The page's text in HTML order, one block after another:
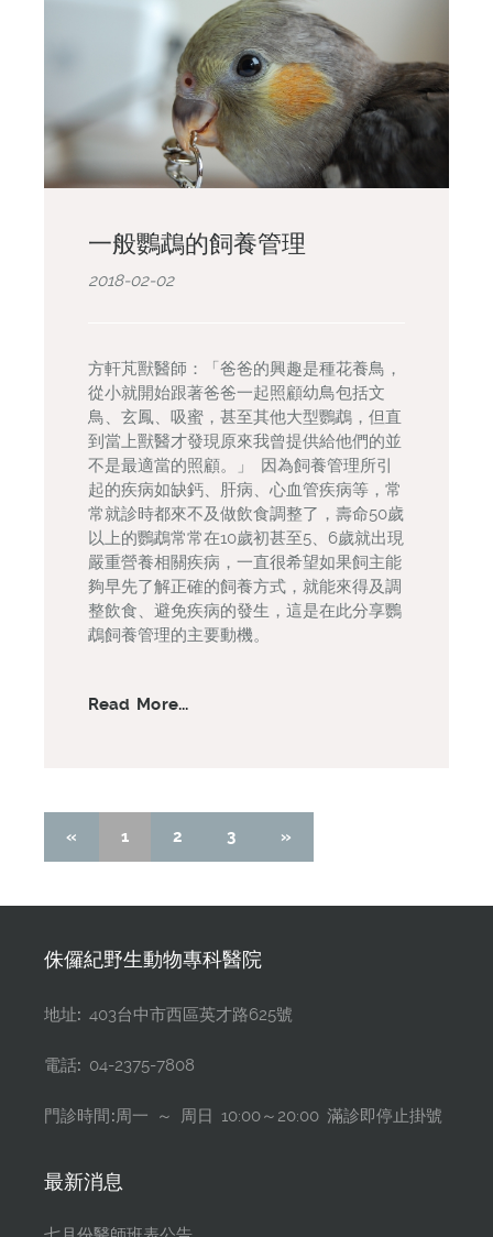
一般鸚鵡的飼養管理
2018-02-02
方軒芃獸醫師：「爸爸的興趣是種花養鳥，
從小就開始跟著爸爸一起照顧幼鳥包括文
鳥、玄鳳、吸蜜，甚至其他大型鸚鵡，但直
到當上獸醫才發現原來我曾提供給他們的並
不是最適當的照顧。」 因為飼養管理所引
起的疾病如缺鈣、肝病、心血管疾病等，常
常就診時都來不及做飲食調整了，壽命50歲
以上的鸚鵡常常在10歲初甚至5、6歲就出現
嚴重營養相關疾病，一直很希望如果飼主能
夠早先了解正確的飼養方式，就能來得及調
整飲食、避免疾病的發生，這是在此分享鸚
鵡飼養管理的主要動機。
Read More...
« 1 2 3 »
侏儸紀野生動物專科醫院
地址: 403台中市西區英才路625號
電話: 04-2375-7808
門診時間:周一 ～ 周日 10:00～20:00 滿診即停止掛號
最新消息